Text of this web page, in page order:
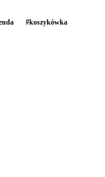
#koszykówka